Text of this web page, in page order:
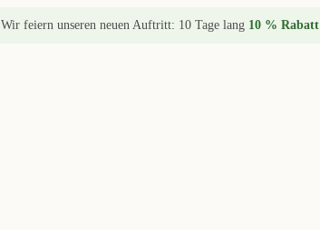
Wir feiern unseren neuen Auftritt: 10 Tage lang 10 % Rabatt